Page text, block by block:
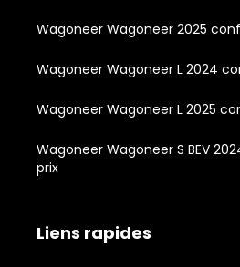
Wagoneer Wagoneer 2025
Wagoneer Wagoneer L 2024
Wagoneer Wagoneer L 2025
Wagoneer Wagoneer S BEV
prix
Liens rapides